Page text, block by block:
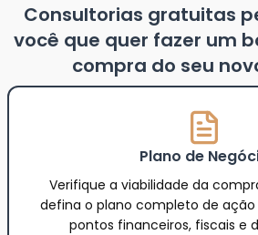
Consultorias gratuitas
você que quer fazer um
compra do seu
Plano de
Verifique a viabilidade da
defina o plano completo de ação
pontos financeiros, fiscais e